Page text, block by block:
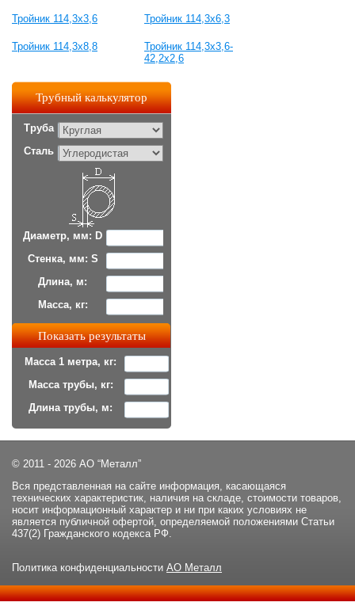
Тройник 114,3х3,6 Тройник 114,3х6,3
Тройник 114,3х8,8
Тройник 114,3х3,6-
42,2х2,6
Трубный калькулятор
Труба
Сталь
Диаметр, мм: D
Стенка, мм: S
Длина, м:
Масса, кг:
Масса 1 метра, кг:
Масса трубы, кг:
Длина трубы, м:
© 2011 - 2026 АО “Металл”
Вся представленная на сайте информация, касающаяся
технических характеристик, наличия на складе, стоимости товаров,
носит информационный характер и ни при каких условиях не
является публичной офертой, определяемой положениями Статьи
437(2) Гражданского кодекса РФ.
Политика конфиденциальности АО Металл